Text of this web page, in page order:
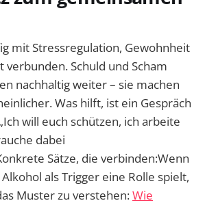
mit Stressregulation, Gewohnheit
verbunden. Schuld und Scham
nachhaltig weiter – sie machen
Was hilft, ist ein Gespräch
will euch schützen, ich arbeite
dabei
Sätze, die verbinden:Wenn
als Trigger eine Rolle spielt,
Muster zu verstehen:Wie